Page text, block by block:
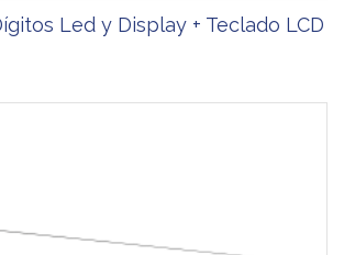
Led y Display + Teclado LCD